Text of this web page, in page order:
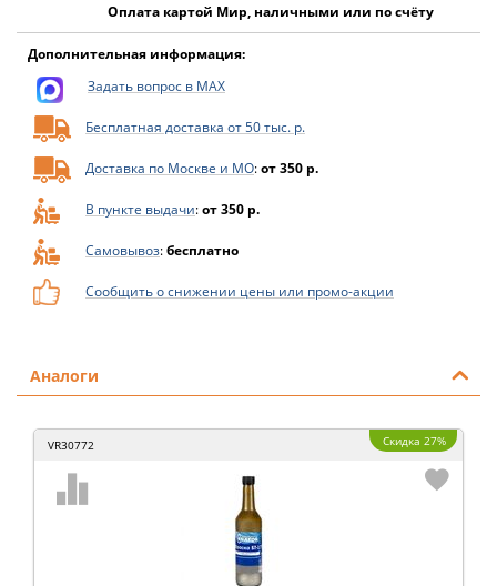
Оплата картой Мир, наличными или по счёту
Дополнительная информация:
Задать вопрос в MAX
Бесплатная доставка от 50 тыс. р.
Доставка по Москве и МО:от 350 р.
В пункте выдачи:от 350 р.
Самовывоз:бесплатно
Сообщить о снижении цены или промо-акции
Аналоги
VR30772 Скидка 27%